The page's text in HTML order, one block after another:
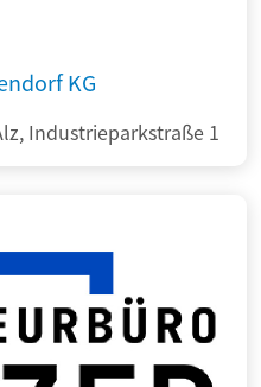
KG
Industrieparkstraße 1